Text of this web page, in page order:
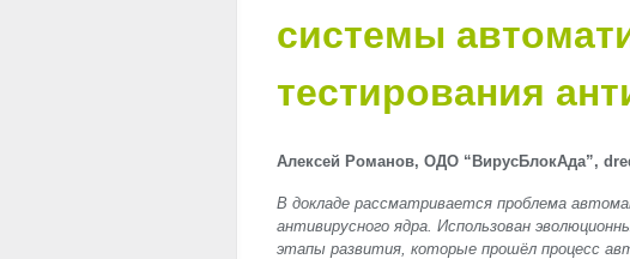
системы
тестирования
Алексей Романов, ОДО “ВирусБлокАда”,
В докладе рассматривается проблема
антивирусного ядра. Использован
этапы развития, которые прошёл процесс